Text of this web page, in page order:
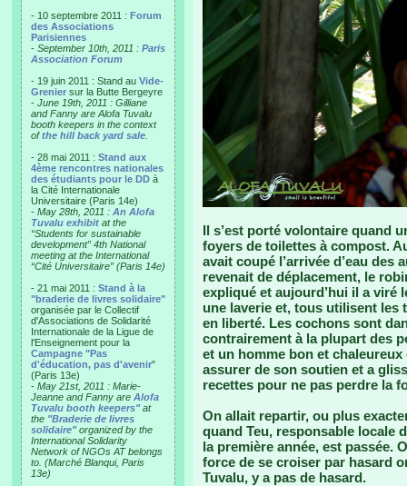
- 10 septembre 2011 : Forum
des Associations
Parisiennes
- September 10th, 2011 : Paris
Association Forum
- 19 juin 2011 : Stand au Vide-
Grenier sur la Butte Bergeyre
- June 19th, 2011 : Gilliane
and Fanny are Alofa Tuvalu
booth keepers in the context
ofthe hill back yard sale
- 28 mai 2011 : Stand aux
4ème rencontres nationales
des étudiants pour le DD à
la Cité Internationale
Universitaire (Paris 14e)
- May 28th, 2011 : An Alofa
Tuvalu exhibit at the
“Students for sustainable
development” 4th National
meeting at the International
“Cité Universitaire” (Paris 14e)
- 21 mai 2011 : Stand à la
"braderie de livres solidaire"
organisée par le Collectif
d'Associations de Solidarité
Internationale de la Ligue de
l'Enseignement pour la
Campagne "Pas
d'éducation, pas d'avenir"
(Paris 13e)
- May 21st, 2011 : Marie-
Jeanne and Fanny are Alofa
Tuvalu booth keepers"at
the "Braderie de livres
solidaire"organized by the
International Solidarity
Network of NGOs AT belongs
to. (Marché Blanqui, Paris
13e)
Il s’est porté volontaire quand
foyers de toilettes à compost.
avait coupé l’arrivée d’eau
revenait de déplacement, le
expliqué et aujourd’hui il a viré
une laverie et, tous utilisent les
en liberté. Les cochons sont
contrairement à la plupart des
et un homme bon et
assurer de son soutien et a
recettes pour ne pas perdre la
On allait repartir, ou plus
quand Teu, responsable locale
la première année, est passée.
force de se croiser par hasard
Tuvalu, y a pas de hasard.